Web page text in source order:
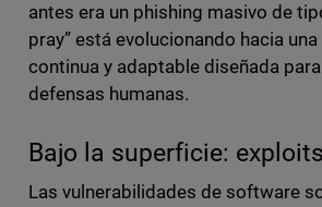
antes era un phishing masivo de
pray” está evolucionando hacia
continua y adaptable diseñada
defensas humanas.
Bajo la superficie:
Las vulnerabilidades de software